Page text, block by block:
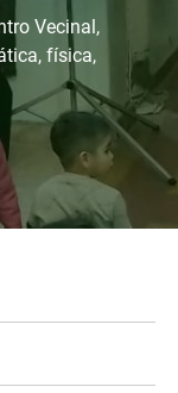
Vecinal,
física,